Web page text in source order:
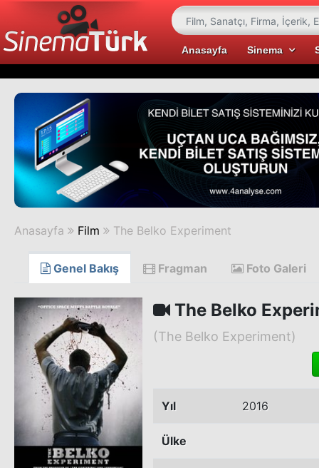
Anasayfa Sinema
Anasayfa Film The Belko Experiment
Genel Bakış Fragman Foto Galeri
The Belko
(The Belko Experiment)
Yıl 2016
Ülke